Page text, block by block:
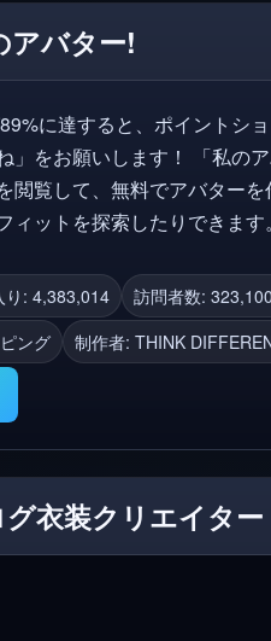
バター!
に達すると、ポイントシ
「私のアバター！」では、ロブロックスの
閲覧して、無料でアバター
索したりできます。 ✨ ゲーム内で購入するたびに
ポイントショップでポイン
！ ✅ ゲーム内で行ったすべ
ゲームで使用可能です。 ✨ アップデート 8 ポ
スでポイントを購入できるように
バー バグ修正 さらなるアップデ
です！
り: 4,383,014 訪問者数:
ング
制作者: THINK
衣装クリエイター